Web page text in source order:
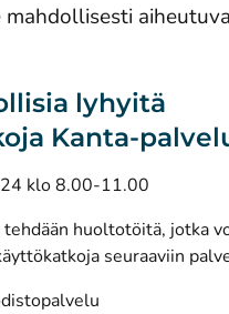
lyhyitä
Kanta-
klo 8.00-11.00
huoltotöitä, jotka
seuraaviin